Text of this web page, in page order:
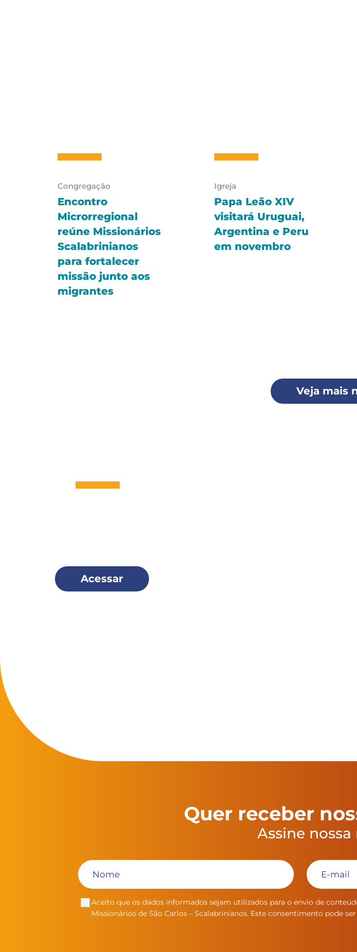
Congregação
Encontro
Microrregional
reúne Missionários
Scalabrinianos
para fortalecer
missão junto aos
migrantes
Igreja
Papa Leão XIV
visitará Uruguai,
Argentina e Peru
em novembro
Veja mais
Acessar
Quer receber
Assine
Aceito que os dados informados sejam utilizados para o envio de
Missionários de São Carlos – Scalabrinianos. Este consentimento pode